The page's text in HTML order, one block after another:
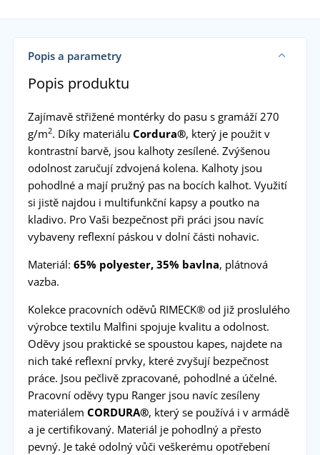
Popis a parametry
Popis produktu
Zajímavě střižené montérky do pasu s gramáží 270
g/m2. Díky materiálu Cordura®, který je použit v
kontrastní barvě, jsou kalhoty zesílené. Zvýšenou
odolnost zaručují zdvojená kolena. Kalhoty jsou
pohodlné a mají pružný pas na bocích kalhot. Využití
si jistě najdou i multifunkční kapsy a poutko na
kladivo. Pro Vaši bezpečnost při práci jsou navíc
vybaveny reflexní páskou v dolní části nohavic.
Materiál: 65% polyester, 35% bavlna, plátnová
vazba.
Kolekce pracovních oděvů RIMECK® od již proslulého
výrobce textilu Malfini spojuje kvalitu a odolnost.
Oděvy jsou praktické se spoustou kapes, najdete na
nich také reflexní prvky, které zvyšují bezpečnost
práce. Jsou pečlivě zpracované, pohodlné a účelné.
Pracovní oděvy typu Ranger jsou navíc zesíleny
materiálem CORDURA®, který se používá i v armádě
a je certifikovaný. Materiál je pohodlný a přesto
pevný. Je také odolný vůči veškerému opotřebení